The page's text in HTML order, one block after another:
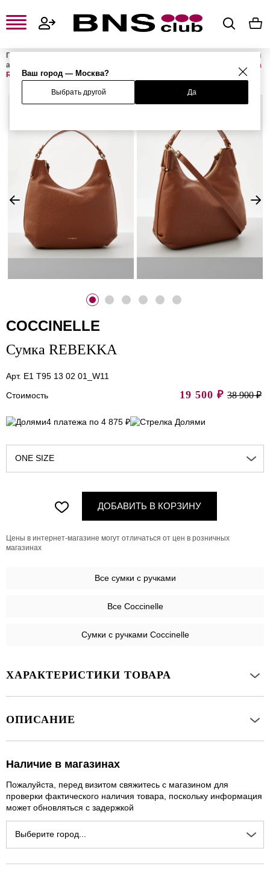
Ваш город — Москва?
Выбрать другой Да
Главная
Женские сумки и
аксессуары
Сумка
REBEKKA
COCCINELLE
Сумка REBEKKA
Арт. E1 T95 13 02 01_W11
Стоимость
19 500 ₽ 38 900 ₽
4 платежа по 4 875 ₽
ONE SIZE
ДОБАВИТЬ В КОРЗИНУ
Цены в интернет-магазине могут отличаться от цен в розничных
магазинах
Все сумки с ручками
Все Coccinelle
Сумки с ручками Coccinelle
ХАРАКТЕРИСТИКИ ТОВАРА
ОПИСАНИЕ
Наличие в магазинах
Пожалуйста, перед визитом свяжитесь с магазином для
проверки фактического наличия товара, поскольку информация
может обновляться с задержкой
Выберите город...